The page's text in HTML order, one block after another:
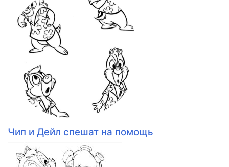
Чип и Дейл спешат на помощь